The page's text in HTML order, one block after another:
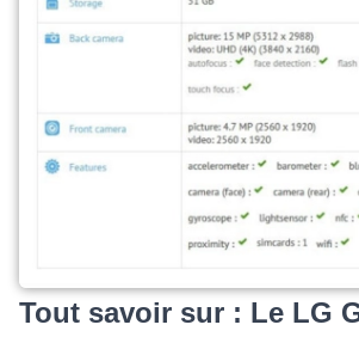
Tout savoir sur : Le LG